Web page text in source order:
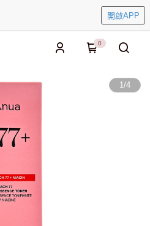
開啟APP
0
1/4